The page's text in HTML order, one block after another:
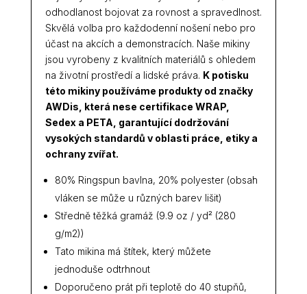
odhodlanost bojovat za rovnost a spravedlnost.
Skvělá volba pro každodenní nošení nebo pro
účast na akcích a demonstracích. Naše mikiny
jsou vyrobeny z kvalitních materiálů s ohledem
na životní prostředí a lidské práva. K potisku
této mikiny používáme produkty od značky
AWDis, která nese certifikace WRAP,
Sedex a PETA, garantující dodržování
vysokých standardů v oblasti práce, etiky a
ochrany zvířat.
80% Ringspun bavlna, 20% polyester (obsah
vláken se může u různých barev lišit)
Středně těžká gramáž (9.9 oz / yd² (280
g/m2))
Tato mikina má štítek, který můžete
jednoduše odtrhnout
Doporučeno prát při teplotě do 40 stupňů,